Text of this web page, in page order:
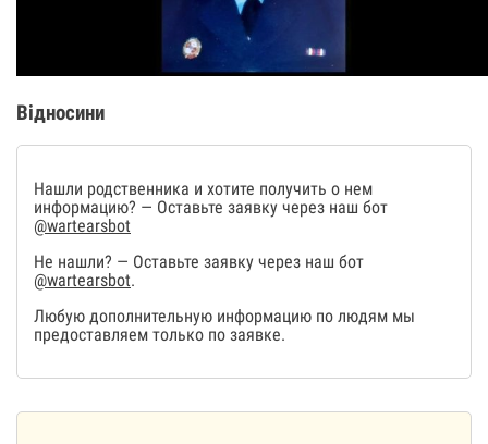
Відносини
Нашли родственника и хотите получить о нем
информацию? — Оставьте заявку через наш бот
@wartearsbot
Не нашли? — Оставьте заявку через наш бот
@wartearsbot.
Любую дополнительную информацию по людям мы
предоставляем только по заявке.